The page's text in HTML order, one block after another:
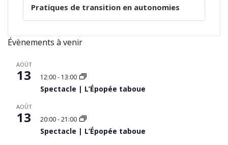
Pratiques de transition en autonomies
Évènements à venir
AOÛT
13 12:00- 13:00
Spectacle | L’Épopée taboue
AOÛT
13 20:00-21:00
Spectacle | L’Épopée taboue